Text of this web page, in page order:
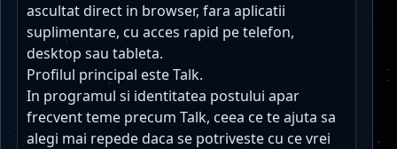
ascultat direct in browser, fara aplicatii
suplimentare, cu acces rapid pe telefon,
desktop sau tableta.
Profilul principal este Talk.
In programul si identitatea postului apar
frecvent teme precum Talk, ceea ce te ajuta sa
alegi mai repede daca se potriveste cu ce vrei